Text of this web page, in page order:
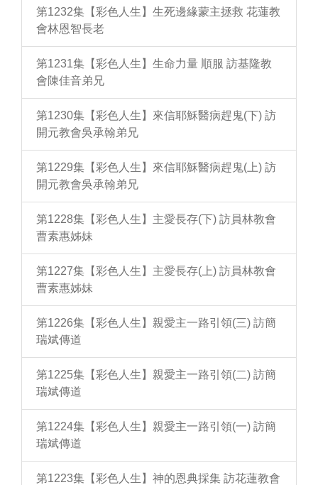
第1232集【彩色人生】生死邊緣蒙主拯救 花蓮教
會林恩智長老
第1231集【彩色人生】生命力量 順服 訪基隆教
會陳佳音弟兄
第1230集【彩色人生】來信耶穌醫病趕鬼(下) 訪
開元教會吳承翰弟兄
第1229集【彩色人生】來信耶穌醫病趕鬼(上) 訪
開元教會吳承翰弟兄
第1228集【彩色人生】主愛長存(下) 訪員林教會
曹素惠姊妹
第1227集【彩色人生】主愛長存(上) 訪員林教會
曹素惠姊妹
第1226集【彩色人生】親愛主一路引領(三) 訪簡
瑞斌傳道
第1225集【彩色人生】親愛主一路引領(二) 訪簡
瑞斌傳道
第1224集【彩色人生】親愛主一路引領(一) 訪簡
瑞斌傳道
第1223集【彩色人生】神的恩典採集 訪花蓮教會